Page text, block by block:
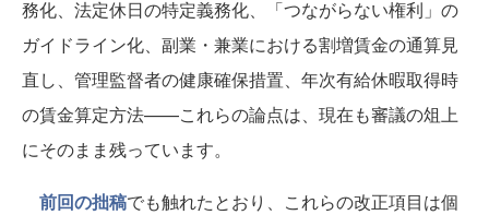
務化、法定休日の特定義務化、「つながらない権利」の
ガイドライン化、副業・兼業における割増賃金の通算見
直し、管理監督者の健康確保措置、年次有給休暇取得時
の賃金算定方法——これらの論点は、現在も審議の俎上
にそのまま残っています。
前回の拙稿でも触れたとおり、これらの改正項目は個